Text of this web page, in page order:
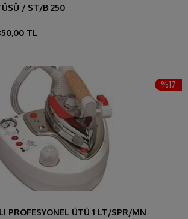
/ ST/B 250
TL
%17
PROFESYONEL ÜTÜ 1 LT/SPR/MN